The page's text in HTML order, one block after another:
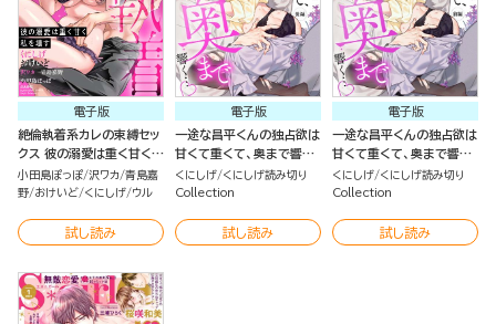
電子版
絶倫執着系カレの束縛セッ
クス 彼の溺愛は重く甘く私
を壊す （2）
小田島ぽっぽ 沢ワカ 青島嘉
野 おけいど くにしげ ウル
試し読み
電子版
一途な昌平くんの独占欲は
甘くて重くて、奥まで響
く…（単話版） 【後編】
くにしげ くにしげ読み切り
Collection
試し読み
電子版
一途な昌平くんの独占欲は
甘くて重くて、奥まで響
く…（単話版） 【前編】
くにしげ くにしげ読み切り
Collection
試し読み